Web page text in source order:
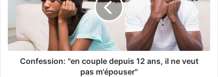
Confession: ''en couple depuis 12 ans, il ne veut
pas m'épouser''